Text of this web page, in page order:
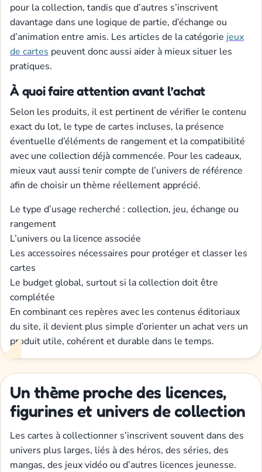
pour la collection, tandis que d’autres s’inscrivent
davantage dans une logique de partie, d’échange ou
d’animation entre amis. Les articles de la catégorie jeux
de cartes peuvent donc aussi aider à mieux situer les
pratiques.
À quoi faire attention avant l’achat
Selon les produits, il est pertinent de vérifier le contenu
exact du lot, le type de cartes incluses, la présence
éventuelle d’éléments de rangement et la compatibilité
avec une collection déjà commencée. Pour les cadeaux,
mieux vaut aussi tenir compte de l’univers de référence
afin de choisir un thème réellement apprécié.
Le type d’usage recherché : collection, jeu, échange ou
rangement
L’univers ou la licence associée
Les accessoires nécessaires pour protéger et classer les
cartes
Le budget global, surtout si la collection doit être
complétée
En combinant ces repères avec les contenus éditoriaux
du site, il devient plus simple d’orienter un achat vers un
produit utile, cohérent et durable dans le temps.
Un thème proche des licences,
figurines et univers de collection
Les cartes à collectionner s’inscrivent souvent dans des
univers plus larges, liés à des héros, des séries, des
mangas, des jeux vidéo ou d’autres licences jeunesse.